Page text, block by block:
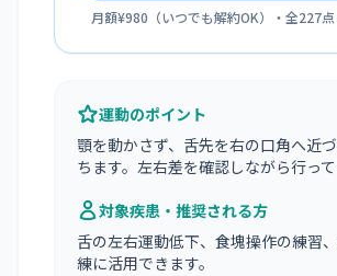
月額¥980 （いつでも解約OK）・全227
運動のポイント
顎を動かさず、舌先を右の口角へ近
ちます。左右差を確認しながら行って
対象疾患・推奨される方
舌の左右運動低下、食塊操作の練習
練に活用できます。